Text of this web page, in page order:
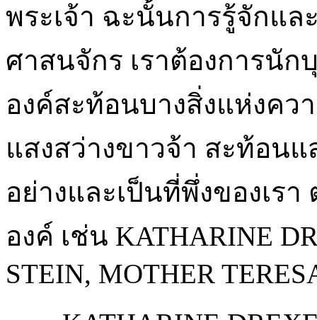
พระเจ้า ฉะนั้นการรู้จักแ
ศาสนจักร เราต้องการนั
องค์สะท้อนบางสิ่งแห่งคว
แสงสว่างขาวจ้า สะท้อน
อย่างและเป็นที่พึ่งของเร
องค์ เช่น KATHARINE
STEIN, MOTHER